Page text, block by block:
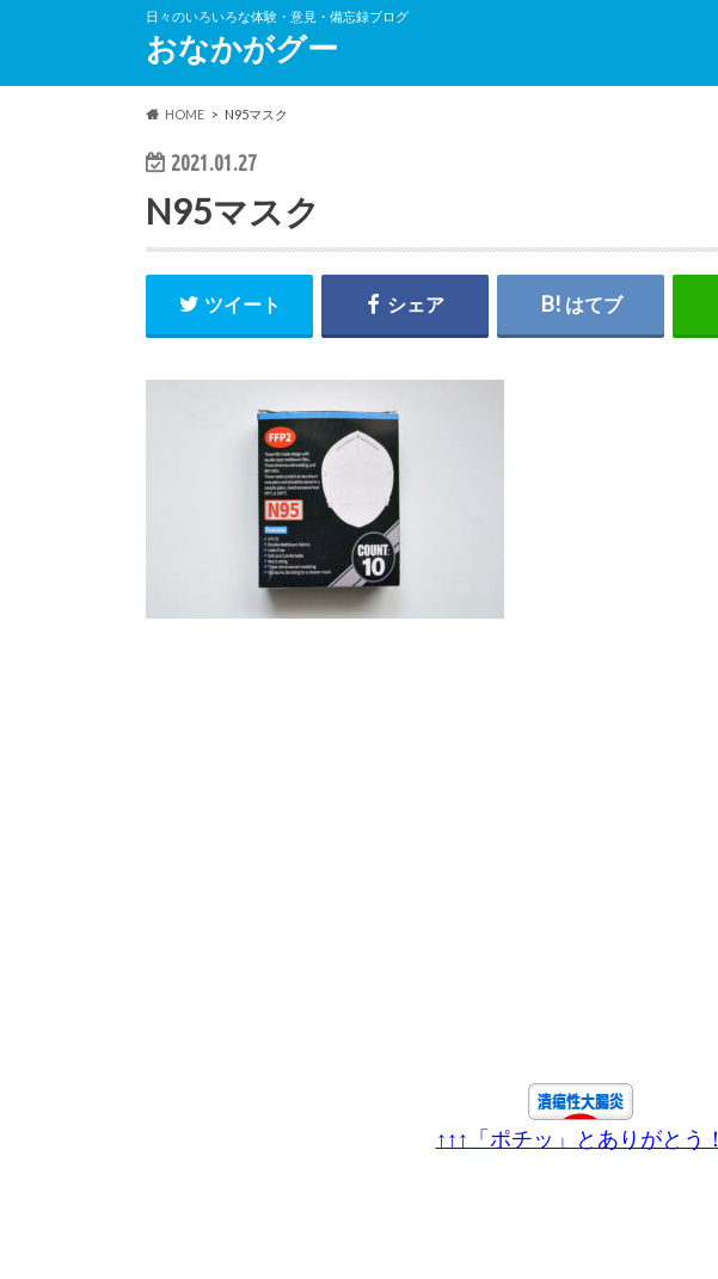
日々のいろいろな体験・意見・備忘録ブログ
おなかがグー
HOME N95マスク
2021.01.27
N95マスク
ツイート シェア はてブ
↑↑↑「ポチッ」とありがとう！